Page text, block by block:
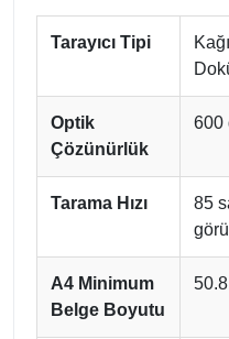
Tarayıcı Tipi
Optik
Çözünürlük
600
Tarama Hızı
85
A4 Minimum
Belge Boyutu